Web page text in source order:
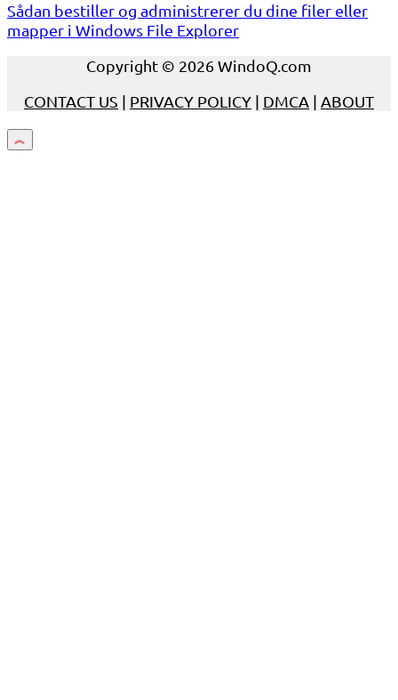
Sådan bestiller og administrerer du dine filer eller
mapper i Windows File Explorer
Copyright © 2026 WindoQ.com
CONTACT US | PRIVACY POLICY | DMCA | ABOUT